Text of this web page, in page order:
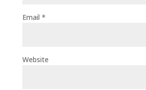
Email *
Website